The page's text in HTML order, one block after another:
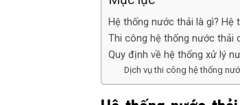
Hệ thống nước thải là gì?
Thi công hệ thống nước thải
Quy định về hệ thống xử lý
Dịch vụ thi công hệ thống